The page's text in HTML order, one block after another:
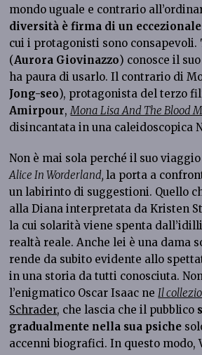
mondo uguale e contrario
diversità è firma di un
cui i protagonisti sono
(Aurora Giovinazzo) conosce il
ha paura di usarlo. Il contrario di
Jong-seo), protagonista del terzo
Amirpour, Mona Lisa And The Blood
disincantata in una caleidoscopica
Non è mai sola perché il suo
Alice In Worderland, la porta a
un labirinto di suggestioni. Quello
alla Diana interpretata da Kristen
la cui solarità viene spenta
realtà reale. Anche lei è una dama
rende da subito evidente allo
in una storia da tutti conosciuta.
l’enigmatico Oscar Isaac ne Il
Schrader, che lascia che il pubblico
gradualmente nella sua psiche
accenni biografici. In questo modo,